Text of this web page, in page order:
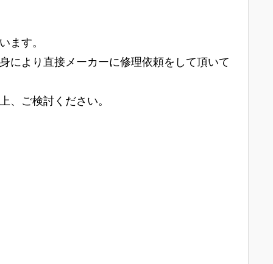
ます。
により直接メーカーに修理依頼をして頂いて
、ご検討ください。